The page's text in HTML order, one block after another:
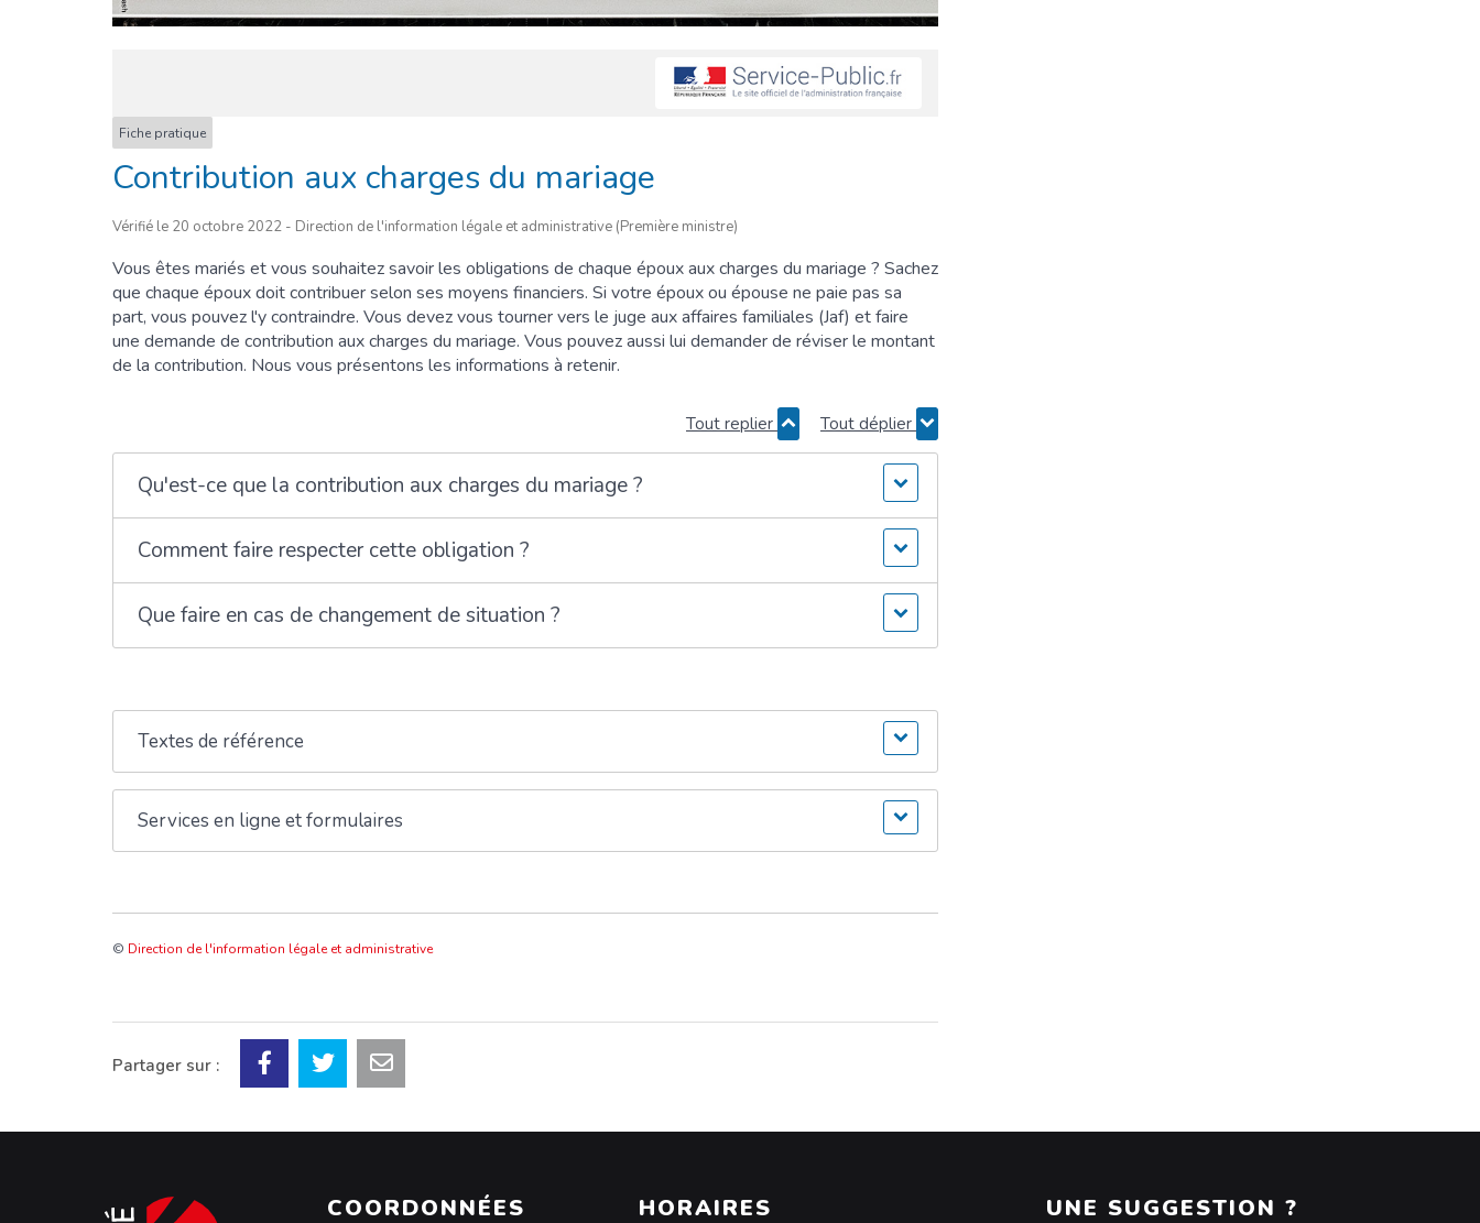
Fiche pratique
Contribution aux charges du mariage
Vérifié le 20 octobre 2022 - Direction de l'information légale et administrative (Première ministre)
Vous êtes mariés et vous souhaitez savoir les obligations de chaque époux aux charges du mariage ? Sachez
que chaque époux doit contribuer selon ses moyens financiers. Si votre époux ou épouse ne paie pas sa
part, vous pouvez l'y contraindre. Vous devez vous tourner vers le juge aux affaires familiales (Jaf) et faire
une demande de contribution aux charges du mariage. Vous pouvez aussi lui demander de réviser le montant
de la contribution. Nous vous présentons les informations à retenir.
Tout replier Tout déplier
Qu'est-ce que la contribution aux charges du mariage ?
Comment faire respecter cette obligation ?
Que faire en cas de changement de situation ?
Textes de référence
Services en ligne et formulaires
© Direction de l'information légale et administrative
Partager sur :
COORDONNÉES HORAIRES UNE SUGGESTION ?